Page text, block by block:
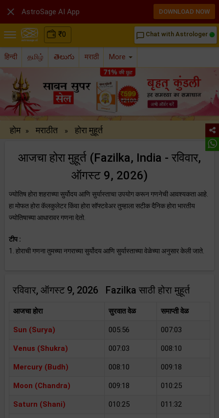
₹0 chat_bubble_outline Chat with Astrologer
हिन्दी தமிழ் తెలుగు मराठी More
होम » मराठीत » होरा मुहूर्त
आजचा होरा मुहूर्त (Fazilka, India - रविवार,
ऑगस्ट 9, 2026)
ज्योतिष होरा शहराच्या सुर्योदय आणि सुर्यास्ताचा उपयोग करून गणनेची आवश्यकता आहे.
हा मोफत होरा कॅलकुलेटर किंवा होरा सॉफ्टवेअर तुम्हाला सटीक दैनिक होरा भारतीय
ज्योतिषाच्या आधारावर गणना देतो.
टीप :
1. होराची गणना तुमच्या नगराच्या सुर्योदय आणि सुर्यास्ताच्या वेळेच्या अनुसार केली जाते.
रविवार, ऑगस्ट 9, 2026 Fazilka साठी होरा मुहूर्त
आजचा होरा सुरवात वेळ समाप्ती वेळ
Sun (Surya) 005:56 007:03
Venus (Shukra) 007:03 008:10
Mercury (Budh) 008:10 009:18
Moon (Chandra) 009:18 010:25
Saturn (Shani) 010:25 011:32
 AstroSage AI App DOWNLOAD NOW